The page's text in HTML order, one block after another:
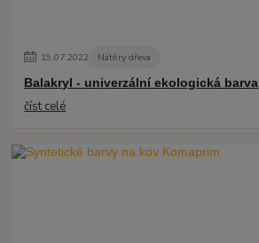
19.07.2022 Nátěry dřeva
Balakryl - univerzální ekologická barva
číst celé